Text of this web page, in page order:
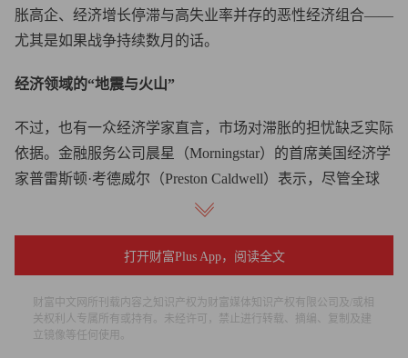
胀高企、经济增长停滞与高失业率并存的恶性经济组合——
尤其是如果战争持续数月的话。
经济领域的“地震与火山”
不过，也有一众经济学家直言，市场对滞胀的担忧缺乏实际
依据。金融服务公司晨星（Morningstar）的首席美国经济学
家普雷斯顿·考德威尔（Preston Caldwell）表示，尽管全球
约五分之一的石油供应需经霍尔木兹海峡运输，但滞胀不太
机相提并论是“不恰当的”。
他指出，自20世纪70年代滞胀首次出现以来，美国经济结构
韧性已显著增强，对石油产品的依赖也大幅降低。
打开财富Plus App，阅读全文
财富中文网所刊载内容之知识产权为财富媒体知识产权有限公司及/或相
关权利人专属所有或持有。未经许可，禁止进行转载、摘编、复制及建
立镜像等任何使用。